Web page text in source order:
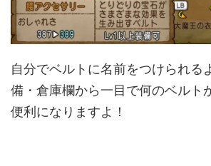
自分でベルトに名前をつけられる
備・倉庫欄から一目で何のベルト
便利になりますよ！